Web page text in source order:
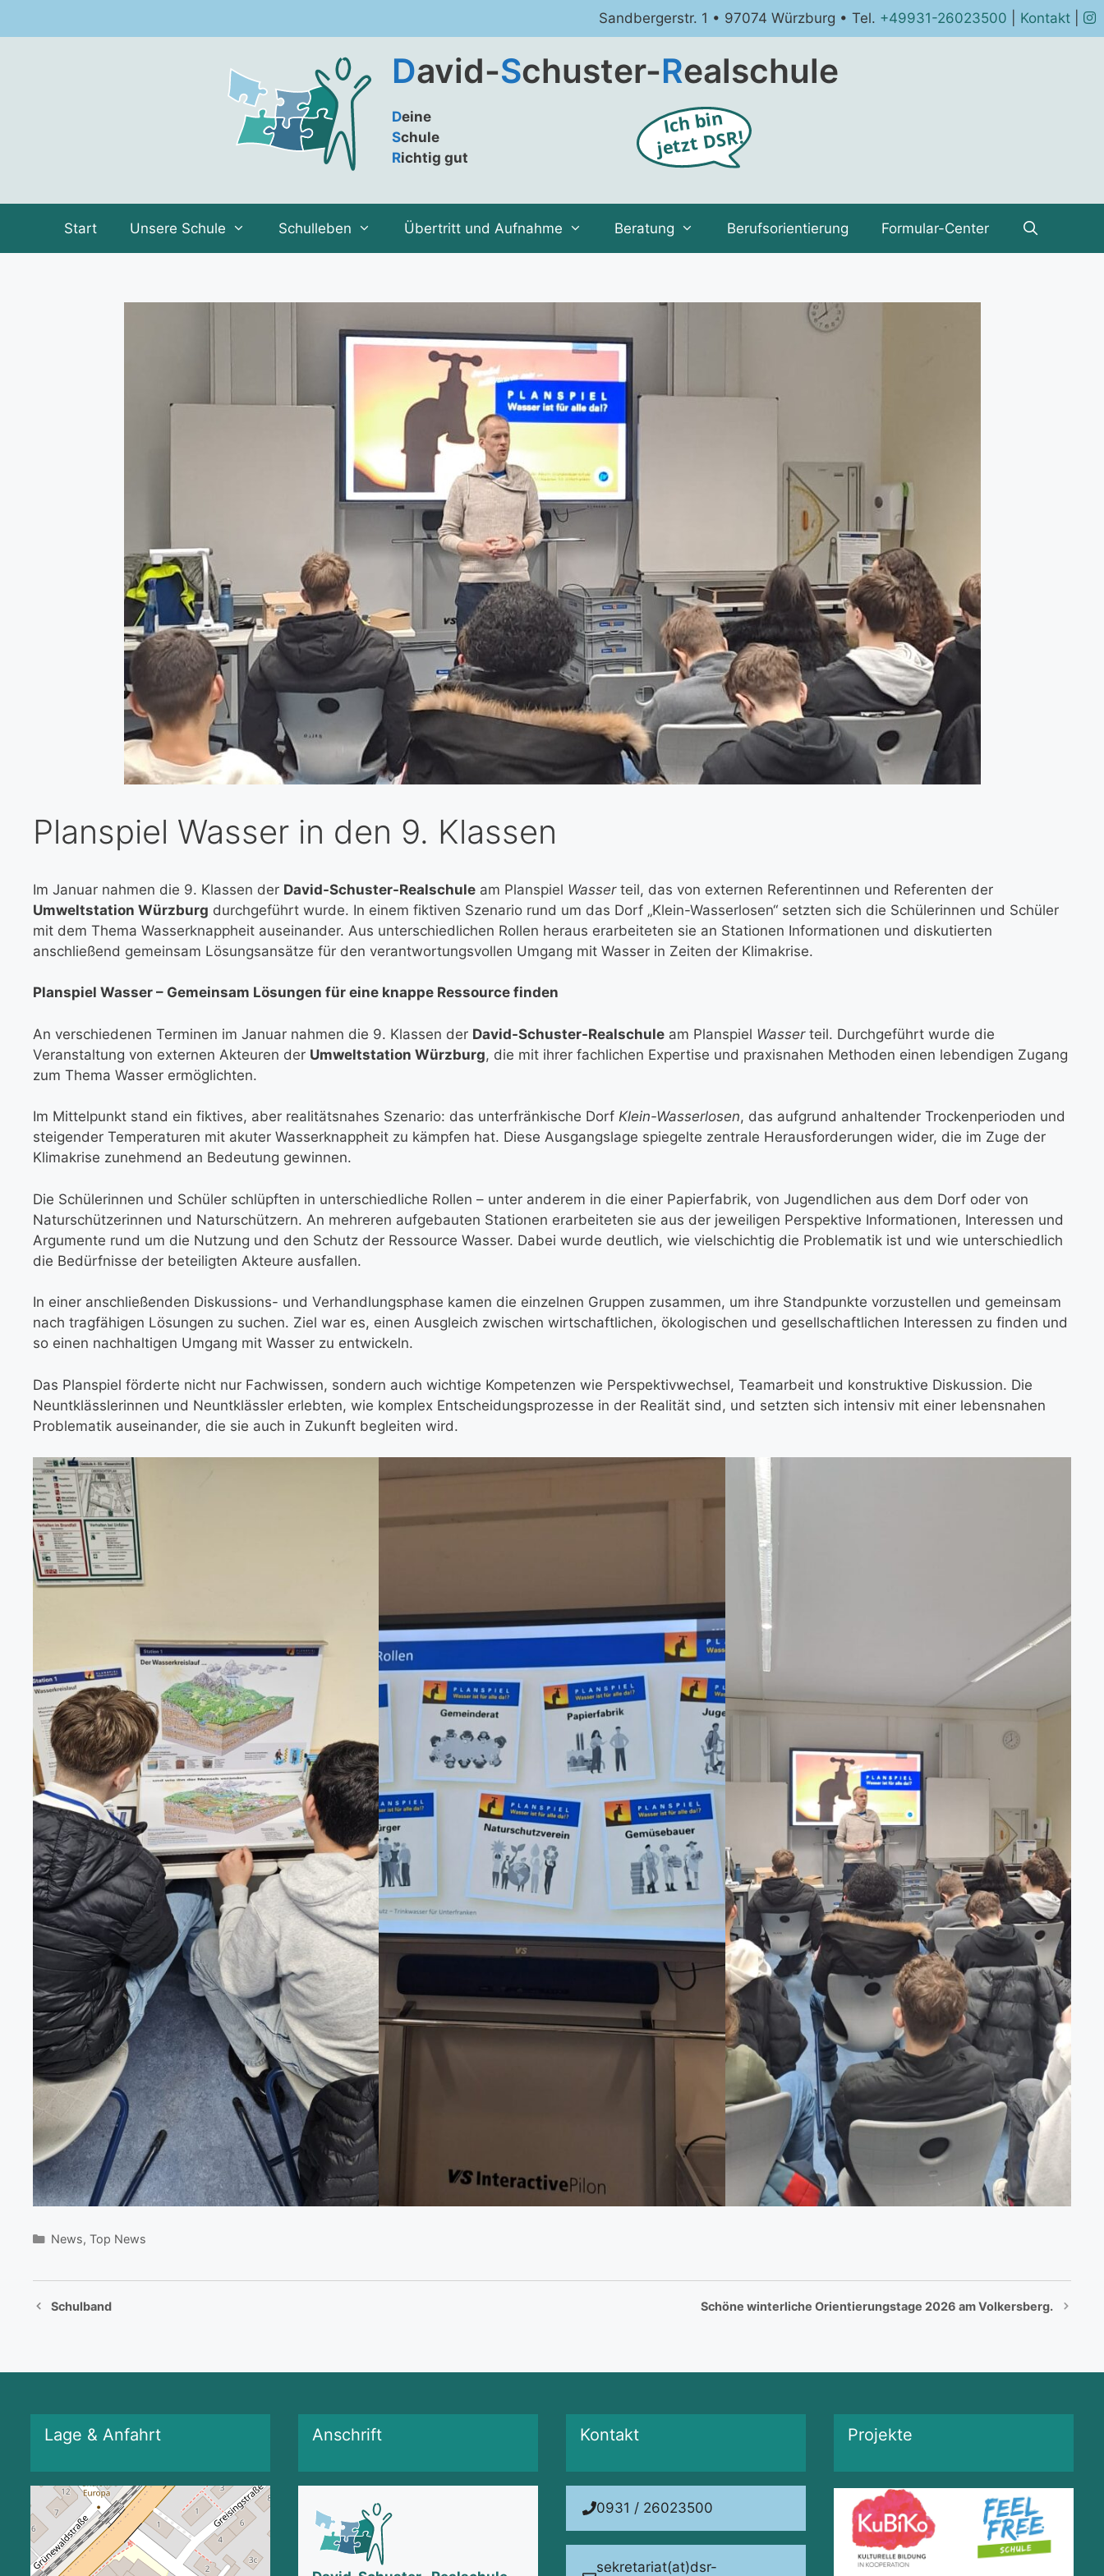
Sandbergerstr. 1 • 97074 Würzburg • Tel. +49931-26023500 Kontakt
David-Schuster-Realschule
Deine
Schule
Richtig gut
Start Unsere Schule Schulleben Übertritt und Aufnahme Beratung Berufsorientierung Formular-Center
Planspiel Wasser in den 9. Klassen
Im Januar nahmen die 9. Klassen der David-Schuster-Realschule am Planspiel Wasserteil, das von externen Referentinnen und Referenten der
Umweltstation Würzburg durchgeführt wurde. In einem fiktiven Szenario rund um das Dorf „Klein-Wasserlosen“ setzten sich die Schülerinnen und Schüler
mit dem Thema Wasserknappheit auseinander. Aus unterschiedlichen Rollen heraus erarbeiteten sie an Stationen Informationen und diskutierten
anschließend gemeinsam Lösungsansätze für den verantwortungsvollen Umgang mit Wasser in Zeiten der Klimakrise.
Planspiel Wasser – Gemeinsam Lösungen für eine knappe Ressource finden
An verschiedenen Terminen im Januar nahmen die 9. Klassen der David-Schuster-Realschule am Planspiel Wasserteil. Durchgeführt wurde die
Veranstaltung von externen Akteuren der Umweltstation Würzburg, die mit ihrer fachlichen Expertise und praxisnahen Methoden einen lebendigen Zugang
zum Thema Wasser ermöglichten.
Im Mittelpunkt stand ein fiktives, aber realitätsnahes Szenario: das unterfränkische Dorf Klein-Wasserlosen, das aufgrund anhaltender Trockenperioden und
steigender Temperaturen mit akuter Wasserknappheit zu kämpfen hat. Diese Ausgangslage spiegelte zentrale Herausforderungen wider, die im Zuge der
Klimakrise zunehmend an Bedeutung gewinnen.
Die Schülerinnen und Schüler schlüpften in unterschiedliche Rollen – unter anderem in die einer Papierfabrik, von Jugendlichen aus dem Dorf oder von
Naturschützerinnen und Naturschützern. An mehreren aufgebauten Stationen erarbeiteten sie aus der jeweiligen Perspektive Informationen, Interessen und
Argumente rund um die Nutzung und den Schutz der Ressource Wasser. Dabei wurde deutlich, wie vielschichtig die Problematik ist und wie unterschiedlich
die Bedürfnisse der beteiligten Akteure ausfallen.
In einer anschließenden Diskussions- und Verhandlungsphase kamen die einzelnen Gruppen zusammen, um ihre Standpunkte vorzustellen und gemeinsam
nach tragfähigen Lösungen zu suchen. Ziel war es, einen Ausgleich zwischen wirtschaftlichen, ökologischen und gesellschaftlichen Interessen zu finden und
so einen nachhaltigen Umgang mit Wasser zu entwickeln.
Das Planspiel förderte nicht nur Fachwissen, sondern auch wichtige Kompetenzen wie Perspektivwechsel, Teamarbeit und konstruktive Diskussion. Die
Neuntklässlerinnen und Neuntklässler erlebten, wie komplex Entscheidungsprozesse in der Realität sind, und setzten sich intensiv mit einer lebensnahen
Problematik auseinander, die sie auch in Zukunft begleiten wird.
Kategorien
News, Top News
Schulband Schöne winterliche Orientierungstage 2026 am Volkersberg.
Lage & Anfahrt Anschrift Kontakt
0931 / 26023500
sekretariat(at)dsr-
Projekte